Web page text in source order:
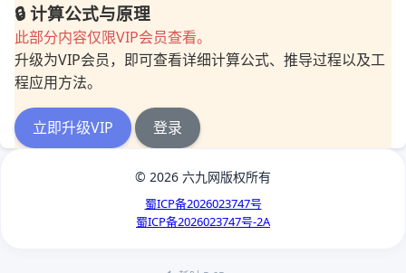
🔒 计算公式与原理
此部分内容仅限VIP会员查看。
升级为VIP会员，即可查看详细计算公式、推导过程以及工
程应用方法。
立即升级VIP 登录
© 2026 六九网版权所有
蜀ICP备2026023747号
蜀ICP备2026023747号-2A